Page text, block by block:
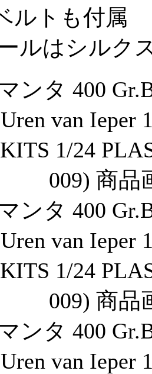
ルトも付属
ルはシルク